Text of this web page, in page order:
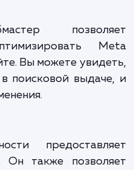
также может
системы
часть
такой